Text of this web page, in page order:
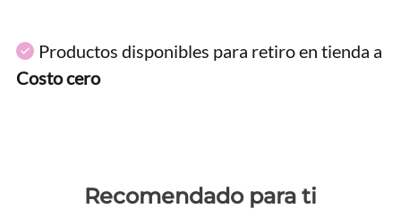
Productos disponibles para retiro en tienda a
Costo cero
Recomendado para ti